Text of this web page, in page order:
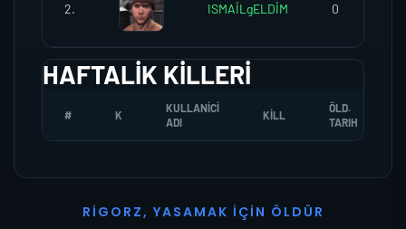
2. ISMAİLgELDİM 0
HAFTALIK KILLERI
# K
KULLANICI
ADI
KILL
ÖLD.
TARIH
R I G O R Z, YASAMAK İ ÇI N Ö L D Ü R